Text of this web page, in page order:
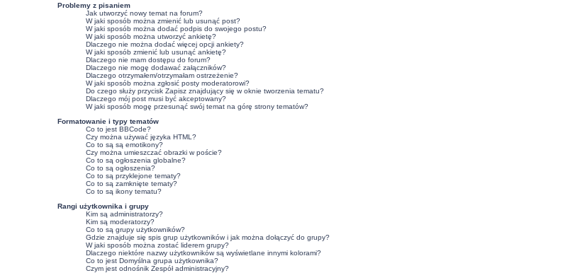
Problemy z pisaniem
Jak utworzyć nowy temat na forum?
W jaki sposób można zmienić lub usunąć post?
W jaki sposób można dodać podpis do swojego postu?
W jaki sposób można utworzyć ankietę?
Dlaczego nie można dodać więcej opcji ankiety?
W jaki sposób zmienić lub usunąć ankietę?
Dlaczego nie mam dostępu do forum?
Dlaczego nie mogę dodawać załączników?
Dlaczego otrzymałem/otrzymałam ostrzeżenie?
W jaki sposób można zgłosić posty moderatorowi?
Do czego służy przycisk Zapiszznajdujący się w oknie tworzenia tematu?
Dlaczego mój post musi być akceptowany?
W jaki sposób mogę przesunąć swój temat na górę strony tematów?
Formatowanie i typy tematów
Co to jest BBCode?
Czy można używać języka HTML?
Co to są są emotikony?
Czy można umieszczać obrazki w poście?
Co to są ogłoszenia globalne?
Co to są ogłoszenia?
Co to są przyklejone tematy?
Co to są zamknięte tematy?
Co to są ikony tematu?
Rangi użytkownika i grupy
Kim są administratorzy?
Kim są moderatorzy?
Co to są grupy użytkowników?
Gdzie znajduje się spis grup użytkowników i jak można dołączyć do grupy?
W jaki sposób można zostać liderem grupy?
Dlaczego niektóre nazwy użytkowników są wyświetlane innymi kolorami?
Co to jest Domyślna grupa użytkownika?
Czym jest odnośnik Zespół administracyjny?